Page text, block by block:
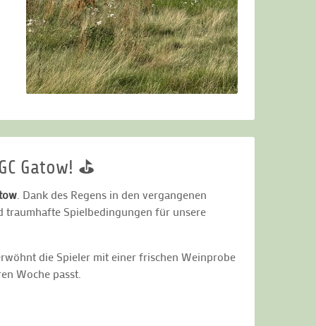
Gatow! ⛳
. Dank des Regens in den vergangenen
traumhafte Spielbedingungen für unsere
die Spieler mit einer frischen Weinprobe
Woche passt.